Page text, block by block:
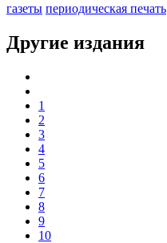
газеты периодическая печать
Другие издания
1
2
3
4
5
6
7
8
9
10